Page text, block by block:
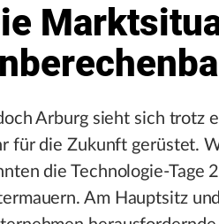
Arburg sieht sich trotz
für die Zukunft gerüstet.
die Technologie-
Am Hauptsitz